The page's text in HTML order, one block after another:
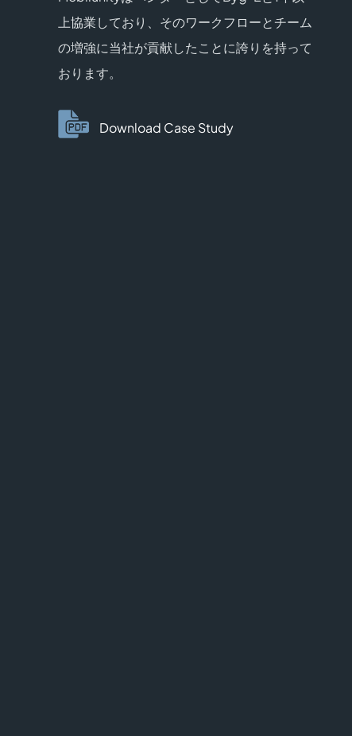
上協業しており、そのワークフローとチーム
の増強に当社が貢献したことに誇りを持って
おります。
Download Case Study